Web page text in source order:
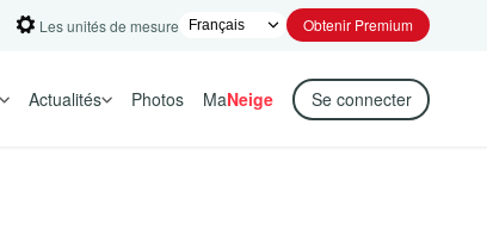
Les unités de mesure Obtenir Premium
Actualités Photos MaNeige Se connecter